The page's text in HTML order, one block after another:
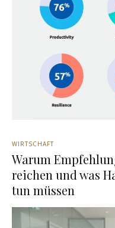
WIRTSCHAFT
Warum
reichen und was
tun müssen